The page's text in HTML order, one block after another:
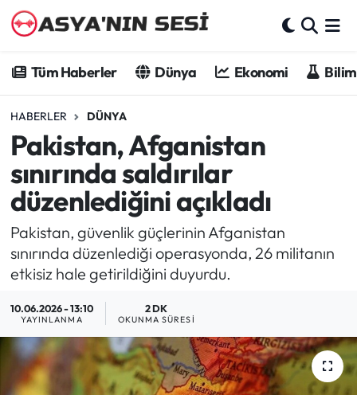
Tüm Haberler Dünya Ekonomi
HABERLER DÜNYA
Pakistan, Afganistan
sınırında saldırılar
düzenlediğini açıkladı
Pakistan, güvenlik güçlerinin Afganistan
sınırında düzenlediği operasyonda, 26 militanın
etkisiz hale getirildiğini duyurdu.
10.06.2026 - 13:10
YAYINLANMA
2 DK
OKUNMA SÜRESI
Dünya
Ekonomi
Bilim - Teknoloji
Kültür - Sanat
Spor
Asya-Pasifik
Yazarlar